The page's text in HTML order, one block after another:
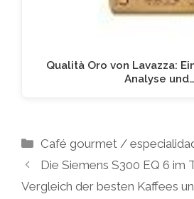
Qualità Oro von Lavazza:
Analyse und…
Kategorien
Café gourmet /
Die Siemens S300 EQ 6 im
Vergleich der besten Kaffees